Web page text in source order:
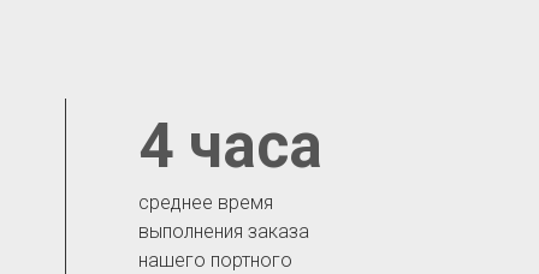
среднее время
выполнения заказа
нашего портного
4 часа